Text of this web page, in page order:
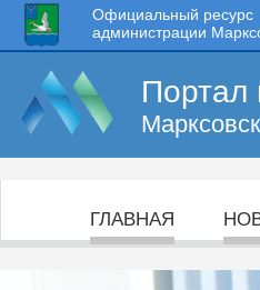
Официальный ресурс
администрации
Портал
ГЛАВНАЯ